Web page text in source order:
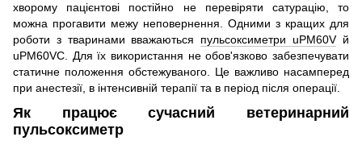
хворому пацієнтові постійно не перевіряти сатурацію, то
можна прогавити межу неповернення. Одними з кращих для
роботи з тваринами вважаються пульсоксиметри uPM60Vй
uPM60VC. Для їх використання не обов'язково забезпечувати
статичне положення обстежуваного. Це важливо насамперед
при анестезії, в інтенсивній терапії та в період після операції.
Як працює сучасний ветеринарний
пульсоксиметр